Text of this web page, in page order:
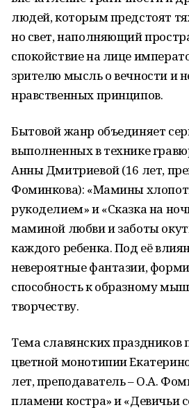
людей, которым предстоят
но свет, наполняющий
спокойствие на лице
зрителю мысль о вечности и
нравственных принципов.
Бытовой жанр объединяет
выполненных в технике
Анны Дмитриевой (16 лет,
Фоминкова): «Мамины
рукоделием» и «Сказка на
маминой любви и заботы
каждого ребенка. Под её
невероятные фантазии,
способность к образному
творчеству.
Тема славянских праздников
цветной монотипии
лет, преподаватель – О.А.
пламени костра» и «Девичьи